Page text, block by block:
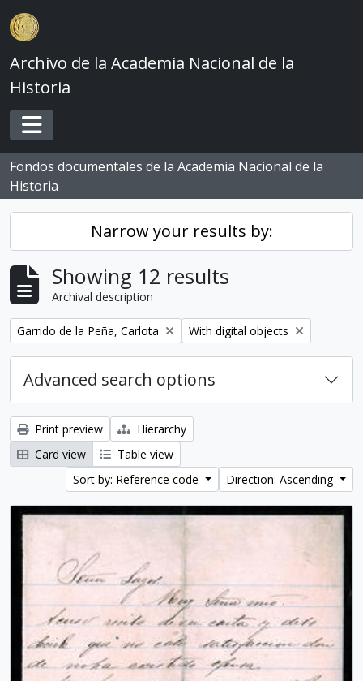
Skip to main content
Archivo de la Academia Nacional de la
Historia
Toggle navigation
Fondos documentales de la Academia Nacional de la
Historia
Narrow your results by:
Showing 12 results
Archival description
Remove filter:
Garrido de la Peña, Carlota Remove filter:
With digital objects
Advanced search options
Print preview
Hierarchy
Card view
Table view
Sort by: Reference code
Direction: Ascending